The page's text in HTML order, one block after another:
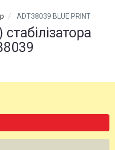
ADT38039 BLUE PRINT